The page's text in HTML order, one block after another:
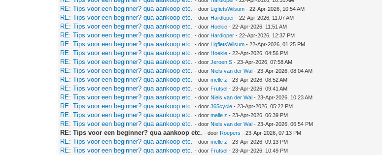
RE: Tips voor een beginner? qua aankoop etc. - door LigfietsWilsum - 22-Apr-2026, 10:54 AM
RE: Tips voor een beginner? qua aankoop etc. - door Hardloper - 22-Apr-2026, 11:07 AM
RE: Tips voor een beginner? qua aankoop etc. - door Hoekie - 22-Apr-2026, 11:51 AM
RE: Tips voor een beginner? qua aankoop etc. - door Hardloper - 22-Apr-2026, 12:37 PM
RE: Tips voor een beginner? qua aankoop etc. - door LigfietsWilsum - 22-Apr-2026, 01:25 PM
RE: Tips voor een beginner? qua aankoop etc. - door Hoekie - 22-Apr-2026, 04:56 PM
RE: Tips voor een beginner? qua aankoop etc. - doorJeroen S - 23-Apr-2026, 07:58 AM
RE: Tips voor een beginner? qua aankoop etc. - door Niels van der Wal - 23-Apr-2026, 08:04 AM
RE: Tips voor een beginner? qua aankoop etc. - doormelle z - 23-Apr-2026, 08:52 AM
RE: Tips voor een beginner? qua aankoop etc. - door Frutsel - 23-Apr-2026, 09:41 AM
RE: Tips voor een beginner? qua aankoop etc. - door Niels van der Wal - 23-Apr-2026, 10:23 AM
RE: Tips voor een beginner? qua aankoop etc. - door365cycle - 23-Apr-2026, 05:22 PM
RE: Tips voor een beginner? qua aankoop etc. - doormelle z - 23-Apr-2026, 06:39 PM
RE: Tips voor een beginner? qua aankoop etc. - door Niels van der Wal - 23-Apr-2026, 06:54 PM
RE: Tips voor een beginner? qua aankoop etc. - door Roepers - 23-Apr-2026, 07:13 PM
RE: Tips voor een beginner? qua aankoop etc. - doormelle z - 23-Apr-2026, 09:13 PM
RE: Tips voor een beginner? qua aankoop etc. - door Frutsel - 23-Apr-2026, 10:49 PM